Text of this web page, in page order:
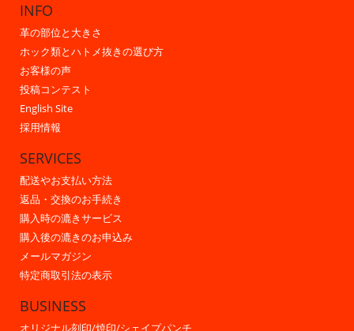
INFO
革の部位と大きさ
ホック類とハトメ抜きの選び方
お客様の声
投稿コンテスト
English Site
採用情報
SERVICES
配送やお支払い方法
返品・交換のお手続き
購入時の漉きサービス
購入後の漉きのお申込み
メールマガジン
特定商取引法の表示
BUSINESS
オリジナル刻印/焼印/シェイプパンチ